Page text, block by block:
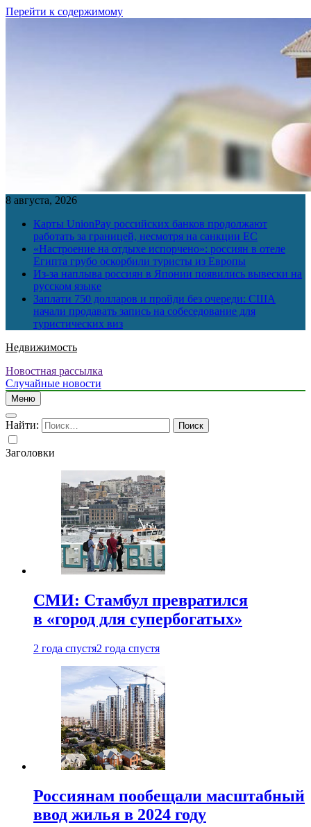
Перейти к содержимому
8 августа, 2026
Карты UnionPay российских банков продолжают
работать за границей, несмотря на санкции ЕС
«Настроение на отдыхе испорчено»: россиян в отеле
Египта грубо оскорбили туристы из Европы
Из-за наплыва россиян в Японии появились вывески на
русском языке
Заплати 750 долларов и пройди без очереди: США
начали продавать запись на собеседование для
туристических виз
Недвижимость
Новостная рассылка
Случайные новости
Меню
Найти:
Заголовки
СМИ: Стамбул превратился
в «город для супербогатых»
2 года спустя2 года спустя
Россиянам пообещали масштабный
ввод жилья в 2024 году